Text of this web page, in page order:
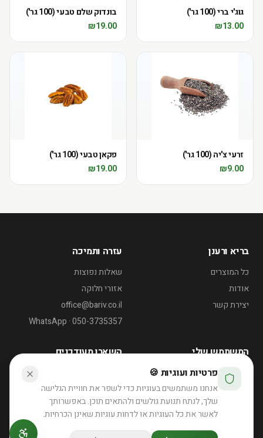
גוג'י ברי (100 גר')
₪13.00
בונדוק שלם טבעי (100 גר')
₪19.00
זרעי צ'יה (100 גר')
₪9.00
פקאן טבעי (100 גר')
₪19.00
פרטיות ועוגיות 🍪
אנחנו משתמשים בעוגיות כדי לשפר את חוויית הגלישה
שלך, לנתח תנועת גולשים ולהתאים תוכן. באפשרותך
לאשר את כל העוגיות או לדחות עוגיות שאינן הכרחיות.
דוכן שייקים לאירועי קיץ
רוצה הצעה לאירוע?
לפרטים והצעת מחיר
בריא ורענן
כל המוצרים
אודות
יצירת קשר
עזרה ותמיכה
שאלות נפוצות
אזורי חלוקה
office@bariv.co.il
WhatsApp · 050-3735357
המשתמש שלי
החשבון שלי
ההזמנות שלי
השארו מעודכנים